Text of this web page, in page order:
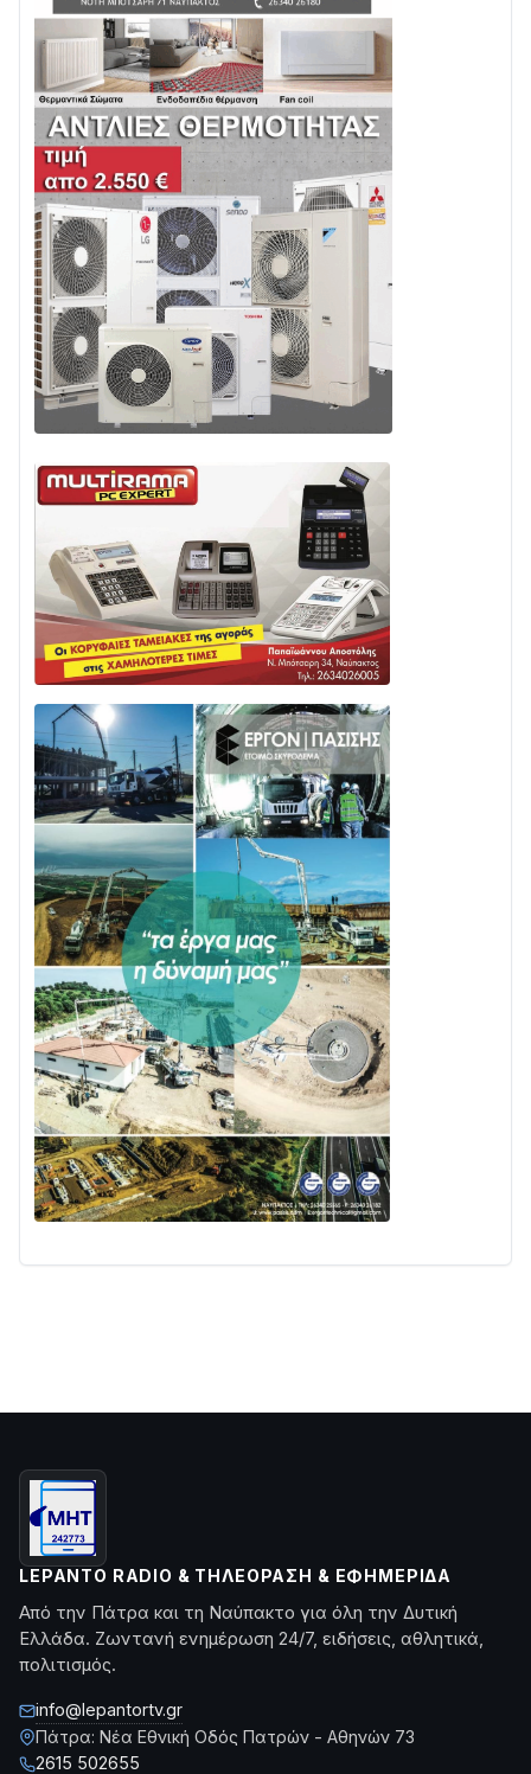
LEPANTO RADIO & ΤΗΛΕΌΡΑΣΗ & ΕΦΗΜΕΡΊΔΑ
Από την Πάτρα και τη Ναύπακτο για όλη την Δυτική
Ελλάδα. Ζωντανή ενημέρωση 24/7, ειδήσεις, αθλητικά,
πολιτισμός.
info@lepantortv.gr
Πάτρα: Νέα Εθνική Οδός Πατρών - Αθηνών 73
2615 502655